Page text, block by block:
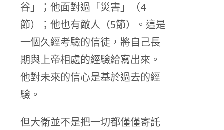
谷」；他面對過「災害」（4
節）；他也有敵人（5節）。這是
一個久經考驗的信徒，將自己長
期與上帝相處的經驗給寫出來。
他對未來的信心是基於過去的經
驗。
但大衛並不是把一切都僅僅寄託